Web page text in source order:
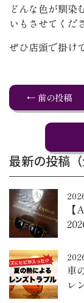
どんな色が馴染
いもさせてくだ
ぜひ店頭で掛け
← 前の投稿
最新の投稿（
車
レ